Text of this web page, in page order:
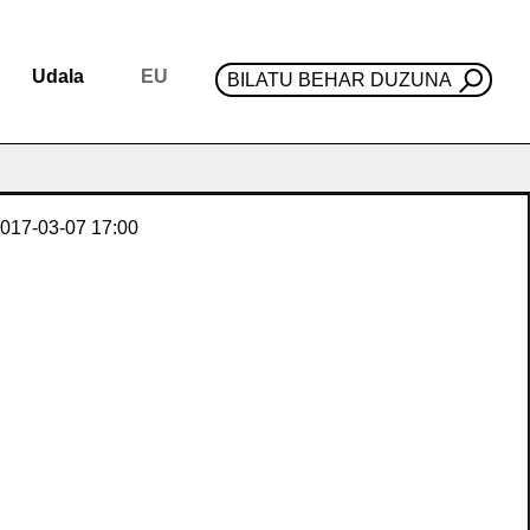
Udala EU BILATU BEHAR DUZUNA
03-07 17:00